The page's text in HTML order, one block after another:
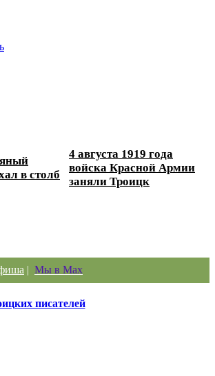
в столб
4 августа 1919 года
войска Красной Армии
заняли Троицк
| Мы в Max
писателей